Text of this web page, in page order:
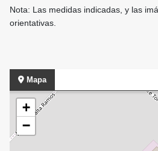
Nota: Las medidas indicadas, y las
orientativas.
Mapa
+
−